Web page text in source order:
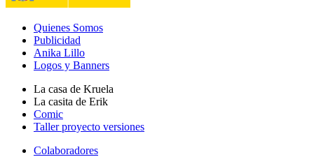
Quienes Somos
Publicidad
Anika Lillo
Logos y Banners
La casa de Kruela
La casita de Erik
Comic
Taller proyecto versiones
Colaboradores